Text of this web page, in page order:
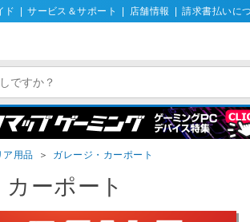
ド サービス＆サポート 店舗情報 請求書払いに
ア用品 ＞ ガレージ・カーポート
ーポート